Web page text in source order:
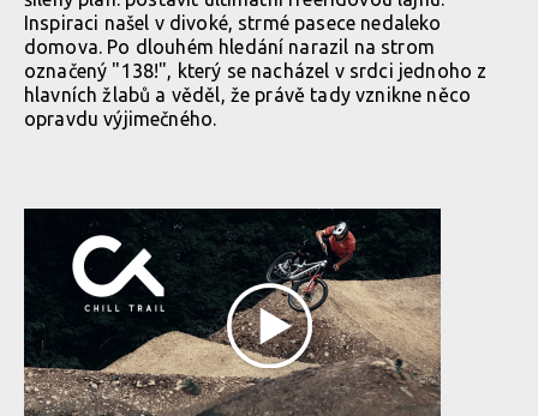
Inspiraci našel v divoké, strmé pasece nedaleko
domova. Po dlouhém hledání narazil na strom
označený "138!", který se nacházel v srdci jednoho z
hlavních žlabů a věděl, že právě tady vznikne něco
opravdu výjimečného.